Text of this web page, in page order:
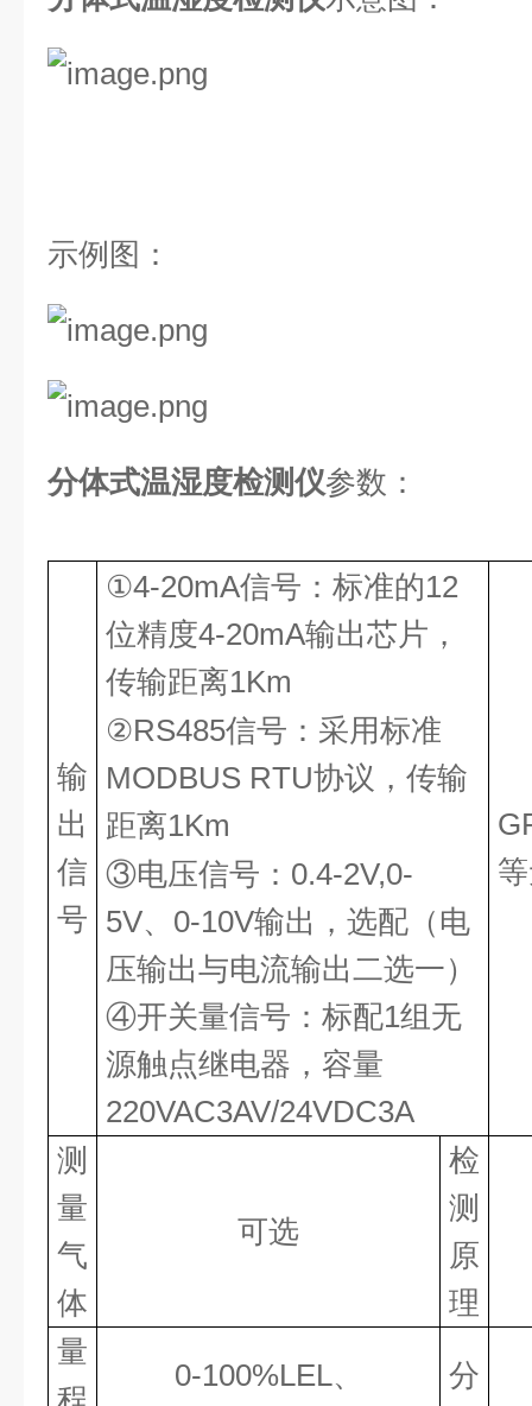
示例图：
分体式温湿度检测仪参数：
输
出
信
号
①4-20mA信号：标准的12
位精度4-20mA输出芯片，
传输距离1Km
②RS485信号：采用标准
MODBUS RTU协议，传输
距离1Km
③电压信号：0.4-2V,0-
5V、0-10V输出，选配（电
压输出与电流输出二选一）
④开关量信号：标配1组无
源触点继电器，容量
220VAC3AV/24VDC3A
测
量
气
体
可选
检
测
原
理
量
程
0-100%LEL、
分